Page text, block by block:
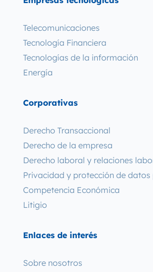
Telecomunicaciones
Tecnología Financiera
Tecnologías de la información
Energía
Corporativas
Derecho Transaccional
Derecho de la empresa
Derecho laboral y relaciones
Privacidad y protección de datos
Competencia Económica
Litigio
Enlaces de interés
Sobre nosotros